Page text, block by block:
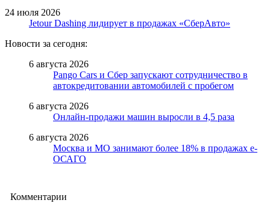
24 июля 2026
Jetour Dashing лидирует в продажах «СберАвто»
Новости за сегодня:
6 августа 2026
Pango Cars и Сбер запускают сотрудничество в
автокредитовании автомобилей с пробегом
6 августа 2026
Онлайн-продажи машин выросли в 4,5 раза
6 августа 2026
Москва и МО занимают более 18% в продажах е-
ОСАГО
Комментарии